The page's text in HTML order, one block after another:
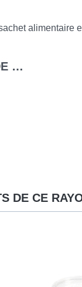
alimentaire
…
DE CE